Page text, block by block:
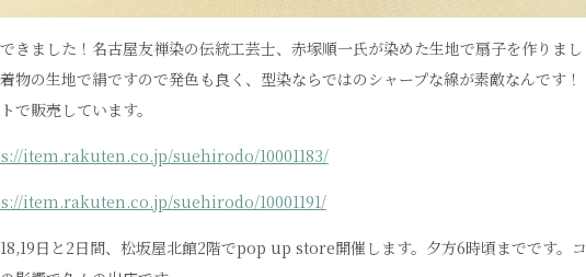
きました！名古屋友禅染の伝統工芸士、赤塚順一氏が染めた生地で扇子を作りまし
物の生地で絹ですので発色も良く、型染ならではのシャープな線が素敵なんです！
で販売しています。
item.rakuten.co.jp/suehirodo/10001183/
item.rakuten.co.jp/suehirodo/10001191/
日と2日間、松坂屋北館2階でpop up store開催します。夕方6時頃までです。コ